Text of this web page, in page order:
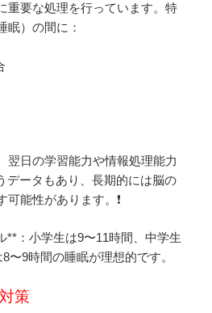
要な処理を行っています。特
眠）の間に：
日の学習能力や情報処理能力
データもあり、長期的には脳の
能性があります。❗
**：小学生は9〜11時間、中学生
〜9時間の睡眠が理想的です。
策